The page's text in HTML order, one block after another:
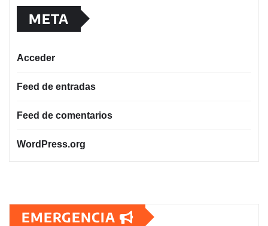
META
Acceder
Feed de entradas
Feed de comentarios
WordPress.org
EMERGENCIA